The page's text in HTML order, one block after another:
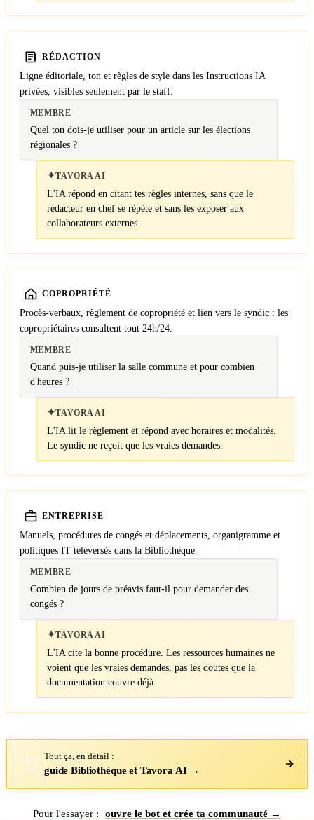
RÉDACTION
Ligne éditoriale, ton et règles de style dans les Instructions IA
privées, visibles seulement par le staff.
MEMBRE
Quel ton dois-je utiliser pour un article sur les élections
régionales ?
✦TAVORA AI
L'IA répond en citant tes règles internes, sans que le
rédacteur en chef se répète et sans les exposer aux
collaborateurs externes.
COPROPRIÉTÉ
Procès-verbaux, règlement de copropriété et lien vers le syndic : les
copropriétaires consultent tout 24h/24.
MEMBRE
Quand puis-je utiliser la salle commune et pour combien
d'heures ?
✦TAVORA AI
L'IA lit le règlement et répond avec horaires et modalités.
Le syndic ne reçoit que les vraies demandes.
ENTREPRISE
Manuels, procédures de congés et déplacements, organigramme et
politiques IT téléversés dans la Bibliothèque.
MEMBRE
Combien de jours de préavis faut-il pour demander des
congés ?
✦TAVORA AI
L'IA cite la bonne procédure. Les ressources humaines ne
voient que les vraies demandes, pas les doutes que la
documentation couvre déjà.
Tout ça, en détail :
guide Bibliothèque et Tavora AI →
Pour l'essayer : ouvre le bot et crée ta communauté →